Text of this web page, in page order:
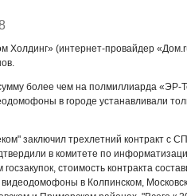
Холдинг» (интернет-провайдер
более чем на полмиллиарда
в городе устанавливали
заключил трехлетний контракт с
в комитете по
стоимость контракта
видеодомофоны в Колпинском,